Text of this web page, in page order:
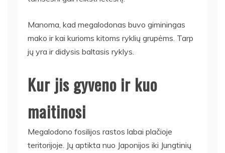
Manoma, kad megalodonas buvo giminingas
mako ir kai kurioms kitoms ryklių grupėms. Tarp
jų yra ir didysis baltasis ryklys.
Kur jis gyveno ir kuo
maitinosi
Megalodono fosilijos rastos labai plačioje
teritorijoje. Jų aptikta nuo Japonijos iki Jungtinių